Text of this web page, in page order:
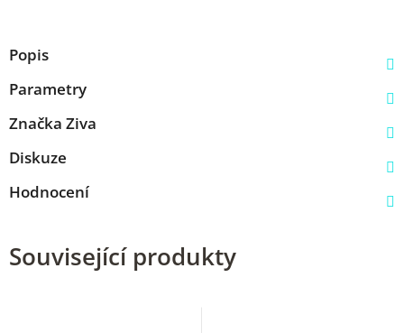
Popis
Parametry
Značka Ziva
Diskuze
Hodnocení
Související produkty